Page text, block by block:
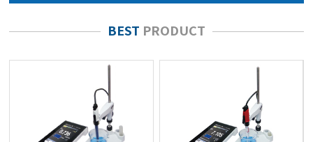
마이크로피펫
수분계/회전계/도막두께
BEST PRODUCT